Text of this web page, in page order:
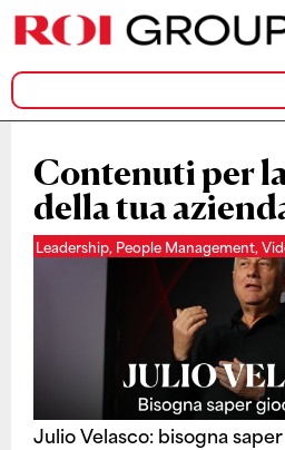
Contenuti per
della tua
Leadership, People Management,
Julio Velasco: bisogna